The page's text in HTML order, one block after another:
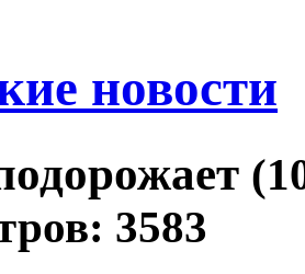
новости
3583